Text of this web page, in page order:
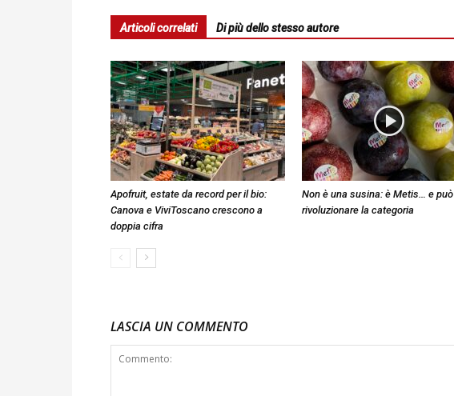
Articoli correlati Di più dello stesso autore
Apofruit, estate da record per il bio:
Canova e ViviToscano crescono a
doppia cifra
Non è una susina: è Metis… e può
rivoluzionare la categoria
LASCIA UN COMMENTO